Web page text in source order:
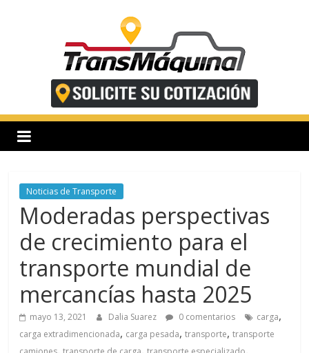
r
n
s
m
a
Noticias de Transporte
Moderadas perspectivas
de crecimiento para el
transporte mundial de
mercancías hasta 2025
mayo 13, 2021 Dalia Suarez 0 comentarios carga,
carga extradimencionada, carga pesada,transporte,transporte